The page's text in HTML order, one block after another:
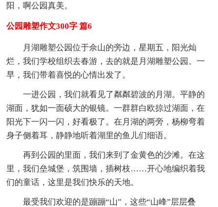
阳，啊公园真美。
公园雕塑作文300字 篇6
月湖雕塑公园位于佘山的旁边，星期五，阳光灿
烂，我们学校组织去春游，去的就是月湖雕塑公园。一
早，我们带着喜悦的心情出发了。
一进公园，我们就看见了粼粼碧波的月湖。平静的
湖面，犹如一面硕大的银镜。一群群白欧掠过湖面，在
阳光下一闪一闪，好看极了。在月湖的两旁，杨柳弯着
身子侧着耳，静静地听着湖里的鱼儿们细语。
再到公园的里面，我们来到了金黄色的沙滩。在这
里，我们垒城堡，筑围墙，插树枝……开心地编织着我
们的童话，这里是我们快乐的天地。
最受我们欢迎的是蹦蹦“山”，这些“山峰”层层叠